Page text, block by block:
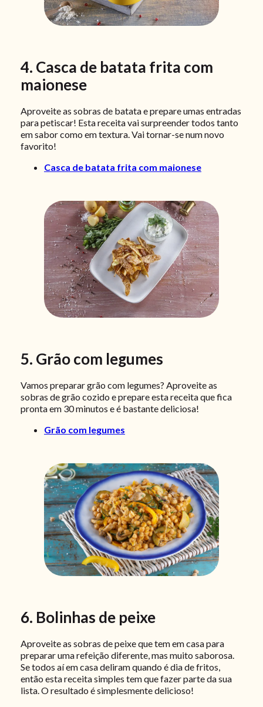
4. Casca de batata frita com
maionese
Aproveite as sobras de batata e prepare umas entradas
para petiscar! Esta receita vai surpreender todos tanto
em sabor como em textura. Vai tornar-se num novo
favorito!
Casca de batata frita com maionese
5. Grão com legumes
Vamos preparar grão com legumes? Aproveite as
sobras de grão cozido e prepare esta receita que fica
pronta em 30 minutos e é bastante deliciosa!
Grão com legumes
6. Bolinhas de peixe
Aproveite as sobras de peixe que tem em casa para
preparar uma refeição diferente, mas muito saborosa.
Se todos aí em casa deliram quando é dia de fritos,
então esta receita simples tem que fazer parte da sua
lista. O resultado é simplesmente delicioso!